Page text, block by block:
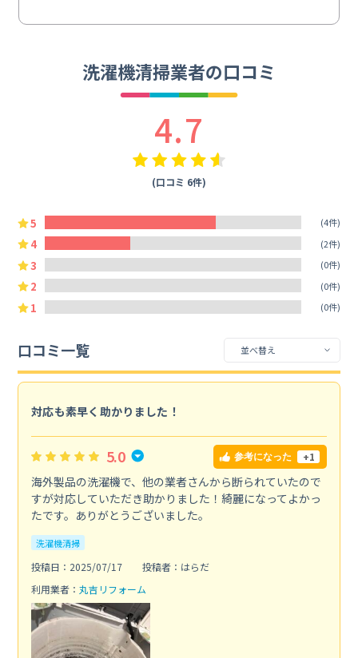
洗濯機清掃業者の口コミ
4.7
(口コミ 6件)
5 (4件)
4 (2件)
3 (0件)
2 (0件)
1 (0件)
口コミ一覧
対応も素早く助かりました！
5.0 参考になった +1
海外製品の洗濯機で、他の業者さんから断られていたので
すが対応していただき助かりました！綺麗になってよかっ
たです。ありがとうございました。
洗濯機清掃
投稿日：2025/07/17
投稿者：はらだ
利用業者： 丸吉リフォーム